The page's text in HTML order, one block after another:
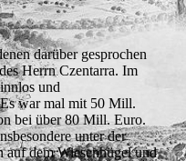
darüber gesprochen
Herrn Czentarra. Im
und
war mal mit 50 Mill.
bei über 80 Mill. Euro.
unter der
auf dem Wiesenhügel und